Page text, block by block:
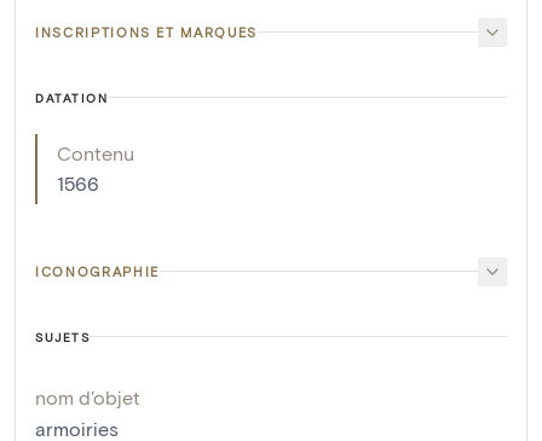
INSCRIPTIONS ET MARQUES
DATATION
Contenu
1566
ICONOGRAPHIE
SUJETS
nom d'objet
armoiries